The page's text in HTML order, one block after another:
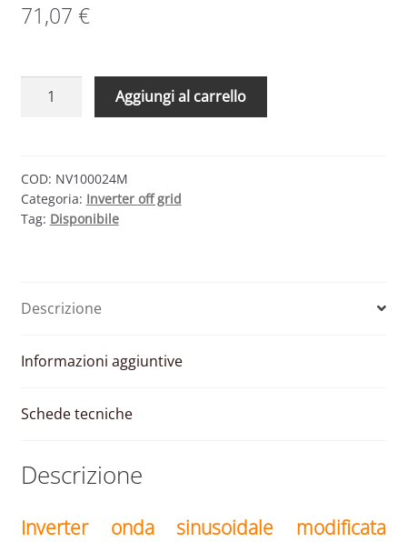
71,07 €
INVERTER
1000W
24V
230V
Aggiungi al carrello
COD: NV100024M
Categoria: Inverter off grid
Tag: Disponibile
Descrizione
Informazioni aggiuntive
Schede tecniche
Descrizione
Inverter onda sinusoidale modificata